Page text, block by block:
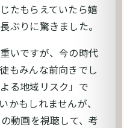
たもらえていたら嬉
ぶりに驚きました。
いですが、今の時代
もみんな前向きでし
る地域リスク」で
かもしれませんが、
動画を視聴して、考